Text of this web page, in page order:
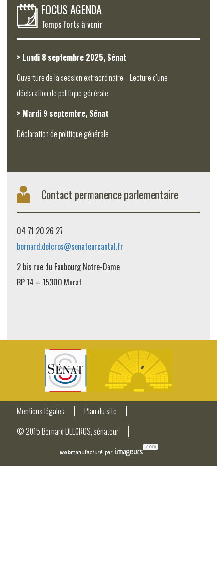
FOCUS AGENDA
Temps forts à venir
> Lundi 8 septembre 2025, Sénat
Ouverture de la session extraordinaire – Lecture d’une
déclaration de politique générale
> Mardi 9 septembre, Sénat
Déclaration de politique générale
Contact permanence parlementaire
04 71 20 26 27
bernard.delcros@senateurcantal.fr
2 bis rue du Faubourg Notre-Dame
BP 14 – 15300 Murat
Mentions légales
Plan du site
© 2015 Bernard DELCROS, sénateur